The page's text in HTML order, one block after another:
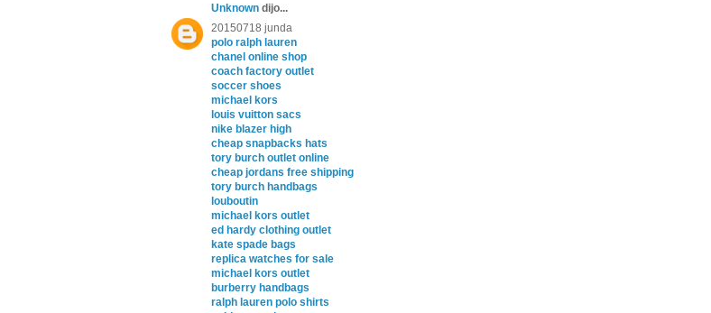
Unknown dijo...
20150718 junda
polo ralph lauren
chanel online shop
coach factory outlet
soccer shoes
michael kors
louis vuitton sacs
nike blazer high
cheap snapbacks hats
tory burch outlet online
cheap jordans free shipping
tory burch handbags
louboutin
michael kors outlet
ed hardy clothing outlet
kate spade bags
replica watches for sale
michael kors outlet
burberry handbags
ralph lauren polo shirts